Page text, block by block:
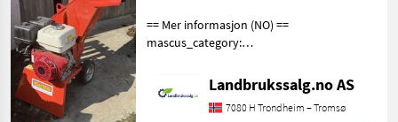
Marketplace
Offres des
distributeurs
Petites
annonces
du bois /
Sonstige
== Mer informasjon (NO) ==
mascus_category:
provide reference number
upon request: 9395 See
en.landbrukssalg.no/9395
Landbrukssalg.no AS
7080 H Trondheim – Tromsø